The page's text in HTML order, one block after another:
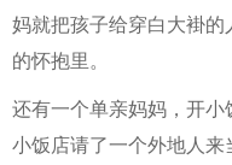
妈就把孩子给穿白大褂
的怀抱里。
还有一个单亲妈妈，开小
小饭店请了一个外地人